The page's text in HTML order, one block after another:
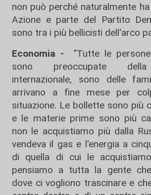
non può perché naturalmente
Azione e parte del Partito
sono tra i più bellicisti dell'arco
Economia -
"Tutte le
sono preoccupate della
internazionale, sono delle
arrivano a fine mese per
situazione. Le bollette sono più
e le materie prime sono più
non le acquistiamo più dalla
vendeva il gas e l'energia a
di quella di cui le
pensiamo a tutta la gente
dove ci vogliono trascinare e